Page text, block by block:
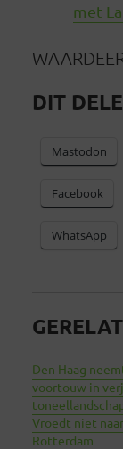
met
DIT
Mastodon
Facebook
WhatsApp
Den Haag
voortouw in
Vroedt niet naar
Rotterdam